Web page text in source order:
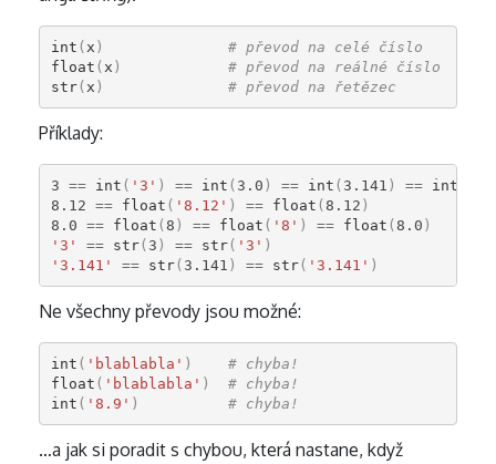
int ( x )
# převod na celé číslo
float ( x )
# převod na reálné číslo
str( x ) # převod na řetězec
Příklady:
3 == int ( '3' ) == int ( 3.0 ) == int ( 3.141 ) == int
8.12 == float ( '8.12' ) == float ( 8.12 )
8.0 == float ( 8 ) == float ( '8' ) == float ( 8.0 )
'3'
== str( 3 ) == str( '3' )
'3.141'
== str( 3.141 ) == str( '3.141' )
Ne všechny převody jsou možné:
int ( 'blablabla' )
# chyba!
float ( 'blablabla' )
# chyba!
int ( '8.9' ) # chyba!
…a jak si poradit s chybou, která nastane, když